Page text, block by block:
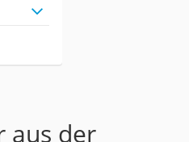
aus der